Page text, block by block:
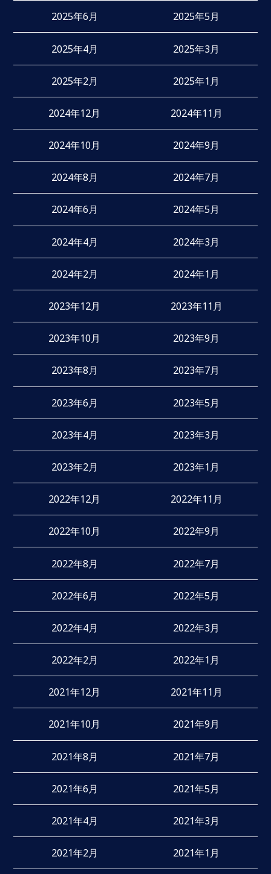
2025年6月 2025年5月
2025年4月 2025年3月
2025年2月 2025年1月
2024年12月 2024年11月
2024年10月 2024年9月
2024年8月 2024年7月
2024年6月 2024年5月
2024年4月 2024年3月
2024年2月 2024年1月
2023年12月 2023年11月
2023年10月 2023年9月
2023年8月 2023年7月
2023年6月 2023年5月
2023年4月 2023年3月
2023年2月 2023年1月
2022年12月 2022年11月
2022年10月 2022年9月
2022年8月 2022年7月
2022年6月 2022年5月
2022年4月 2022年3月
2022年2月 2022年1月
2021年12月 2021年11月
2021年10月 2021年9月
2021年8月 2021年7月
2021年6月 2021年5月
2021年4月 2021年3月
2021年2月 2021年1月